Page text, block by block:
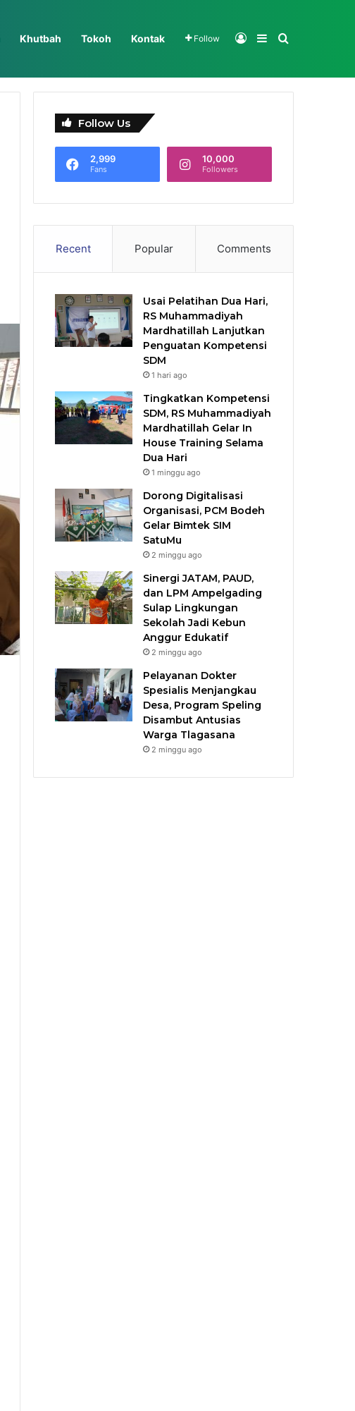
Khutbah Tokoh Kontak Follow Log InSidebarSearch for
Follow Us
2,999
Fans
10,000
Followers
Recent Popular Comments
Usai Pelatihan Dua Hari,
RS Muhammadiyah
Mardhatillah Lanjutkan
Penguatan Kompetensi
SDM
1 hari ago
Tingkatkan Kompetensi
SDM, RS Muhammadiyah
Mardhatillah Gelar In
House Training Selama
Dua Hari
1 minggu ago
Dorong Digitalisasi
Organisasi, PCM Bodeh
Gelar Bimtek SIM
SatuMu​
2 minggu ago
Sinergi JATAM, PAUD,
dan LPM Ampelgading
Sulap Lingkungan
Sekolah Jadi Kebun
Anggur Edukatif
2 minggu ago
Pelayanan Dokter
Spesialis Menjangkau
Desa, Program Speling
Disambut Antusias
Warga Tlagasana
2 minggu ago